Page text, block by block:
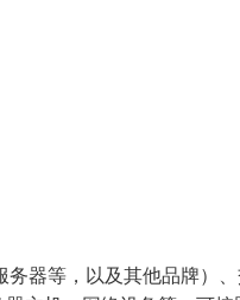
器等，以及其他品牌）